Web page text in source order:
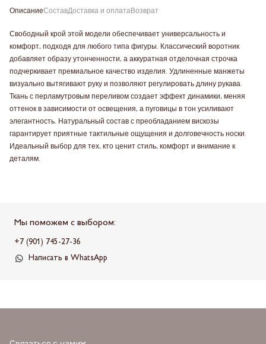
ОписаниеСоставДоставка и оплатаВозврат
Свободный крой этой модели обеспечивает универсальность и
комфорт, подходя для любого типа фигуры. Классический воротник
добавляет образу утонченности, а аккуратная отделочная строчка
подчеркивает премиальное качество изделия. Удлиненные манжеты
визуально вытягивают руку и позволяют регулировать длину рукава.
Ткань с перламутровым переливом создает эффект динамики, меняя
оттенок в зависимости от освещения, а пуговицы в тон усиливают
элегантность. Натуральный состав с преобладанием вискозы
гарантирует приятные тактильные ощущения и долговечность носки.
Идеальный выбор для тех, кто ценит стиль, комфорт и внимание к
деталям.
Мы поможем с выбором:
+7 (901) 745-27-36
Написать в WhatsApp